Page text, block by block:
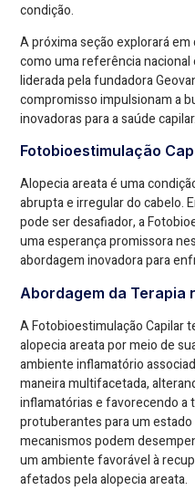
condição.
A próxima seção explorará
como uma referência
liderada pela fundadora
compromisso impulsionam a
inovadoras para a saúde capilar.
Fotobioestimulação
Alopecia areata é uma
abrupta e irregular do cabelo.
pode ser desafiador, a
uma esperança promissora
abordagem inovadora para
Abordagem da Terapia
A Fotobioestimulação Capilar
alopecia areata por meio de
ambiente inflamatório
maneira multifacetada,
inflamatórias e favorecendo a
protuberantes para um
mecanismos podem
um ambiente favorável à
afetados pela alopecia areata.